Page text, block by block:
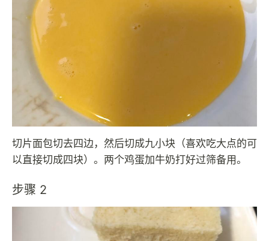
切片面包切去四边，然后切成九小块（喜欢吃大点的可
以直接切成四块）。两个鸡蛋加牛奶打好过筛备用。
步骤 2